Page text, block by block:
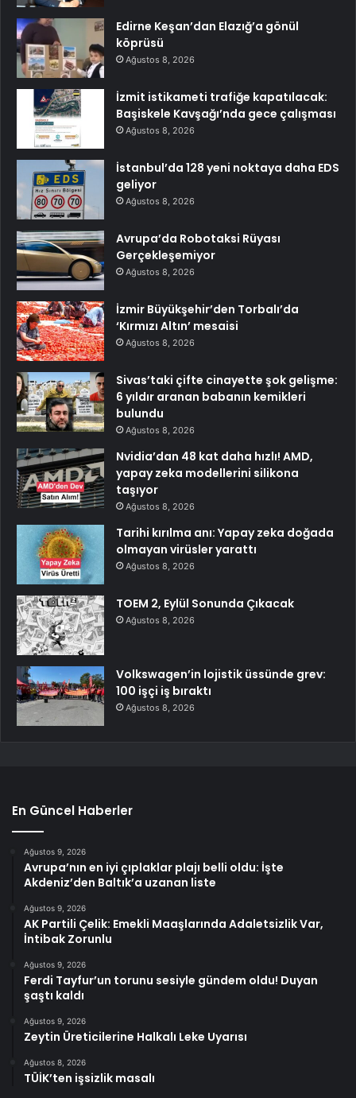
Edirne Keşan’dan Elazığ’a gönül
köprüsü
Ağustos 8, 2026
İzmit istikameti trafiğe kapatılacak:
Başiskele Kavşağı’nda gece çalışması
Ağustos 8, 2026
İstanbul’da 128 yeni noktaya daha EDS
geliyor
Ağustos 8, 2026
Avrupa’da Robotaksi Rüyası
Gerçekleşemiyor
Ağustos 8, 2026
İzmir Büyükşehir’den Torbalı’da
‘Kırmızı Altın’ mesaisi
Ağustos 8, 2026
Sivas’taki çifte cinayette şok gelişme:
6 yıldır aranan babanın kemikleri
bulundu
Ağustos 8, 2026
Nvidia’dan 48 kat daha hızlı! AMD,
yapay zeka modellerini silikona
taşıyor
Ağustos 8, 2026
Tarihi kırılma anı: Yapay zeka doğada
olmayan virüsler yarattı
Ağustos 8, 2026
TOEM 2, Eylül Sonunda Çıkacak
Ağustos 8, 2026
Volkswagen’in lojistik üssünde grev:
100 işçi iş bıraktı
Ağustos 8, 2026
En Güncel Haberler
Ağustos 9, 2026
Avrupa’nın en iyi çıplaklar plajı belli oldu: İşte
Akdeniz’den Baltık’a uzanan liste
Ağustos 9, 2026
AK Partili Çelik: Emekli Maaşlarında Adaletsizlik Var,
İntibak Zorunlu
Ağustos 9, 2026
Ferdi Tayfur’un torunu sesiyle gündem oldu! Duyan
şaştı kaldı
Ağustos 9, 2026
Zeytin Üreticilerine Halkalı Leke Uyarısı
Ağustos 8, 2026
TÜİK’ten işsizlik masalı